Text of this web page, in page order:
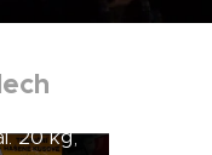
20 kg,